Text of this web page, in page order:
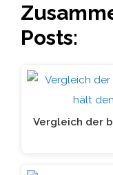
Posts:
Vergleich der